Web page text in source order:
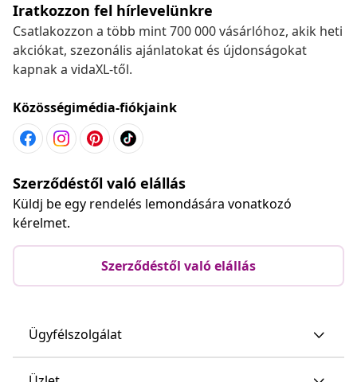
Iratkozzon fel hírlevelünkre
Csatlakozzon a több mint 700 000 vásárlóhoz, akik heti
akciókat, szezonális ajánlatokat és újdonságokat
kapnak a vidaXL-től.
Közösségimédia-fiókjaink
Szerződéstől való elállás
Küldj be egy rendelés lemondására vonatkozó
kérelmet.
Szerződéstől való elállás
Ügyfélszolgálat